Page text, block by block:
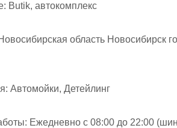
Butik, автокомплекс
область Новосибирск
Автомойки, Детейлинг
Ежедневно с 08:00 до 22:00